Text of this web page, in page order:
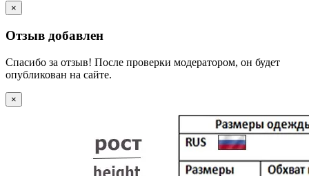
×
Отзыв добавлен
Спасибо за отзыв! После проверки модератором, он будет
опубликован на сайте.
×